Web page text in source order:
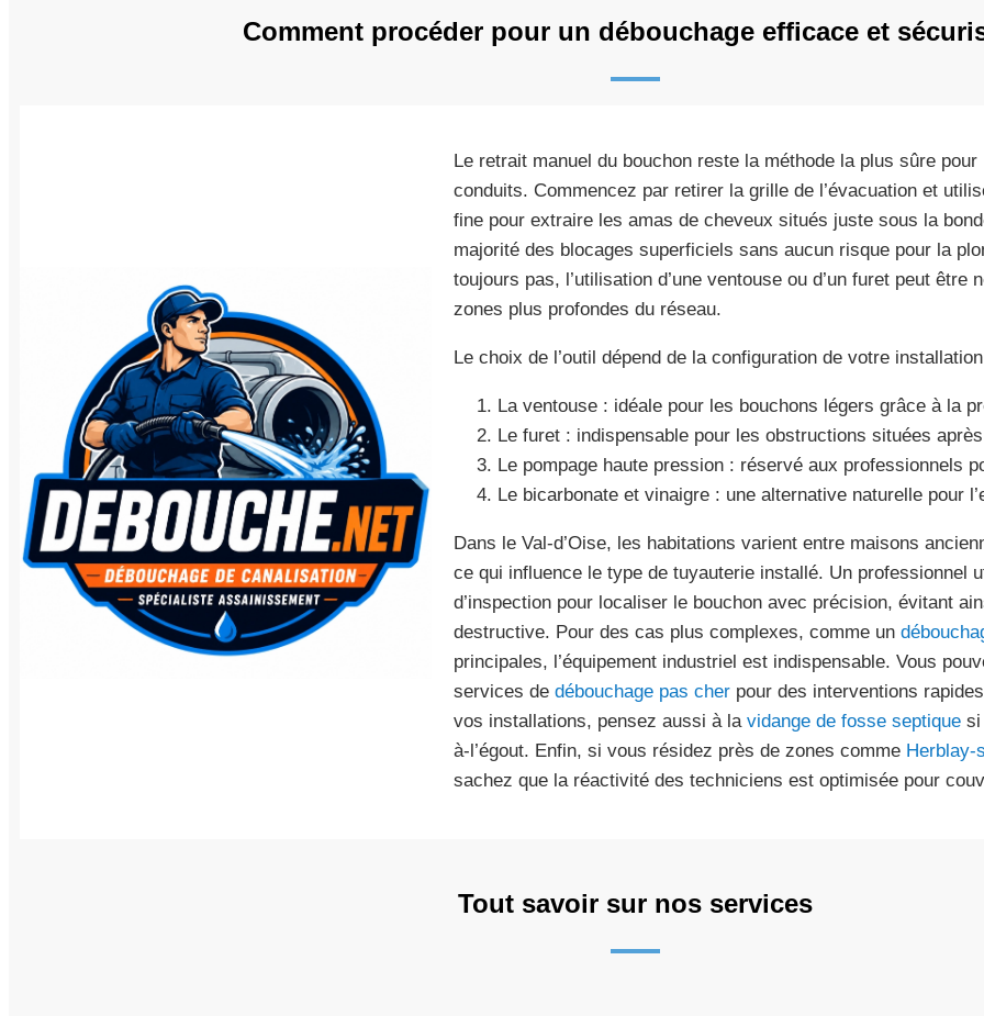
Comment procéder pour un débouchage efficace et
Le retrait manuel du bouchon reste la méthode la plus sûre
conduits. Commencez par retirer la grille de l’évacuation et
fine pour extraire les amas de cheveux situés juste sous la
majorité des blocages superficiels sans aucun risque pour la
toujours pas, l’utilisation d’une ventouse ou d’un furet peut être
zones plus profondes du réseau.
Le choix de l’outil dépend de la configuration de votre
La ventouse : idéale pour les bouchons légers grâce à la
Le furet : indispensable pour les obstructions situées
Le pompage haute pression : réservé aux professionnels
Le bicarbonate et vinaigre : une alternative naturelle pour
Dans le Val-d’Oise, les habitations varient entre maisons
ce qui influence le type de tuyauterie installé. Un professionnel
d’inspection pour localiser le bouchon avec précision, évitant
destructive. Pour des cas plus complexes, comme un
principales, l’équipement industriel est indispensable. Vous
services de débouchage pas cherpour des interventions
vos installations, pensez aussi à la vidange de fosse septiquesi
à-l’égout. Enfin, si vous résidez près de zones comme Herblay-
sachez que la réactivité des techniciens est optimisée pour
Tout savoir sur nos services